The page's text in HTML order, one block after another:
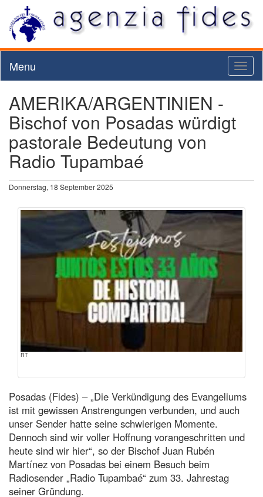
Menu
AMERIKA/ARGENTINIEN -
Bischof von Posadas würdigt
pastorale Bedeutung von
Radio Tupambaé
Donnerstag, 18 September 2025
RT
Posadas (Fides) – „Die Verkündigung des Evangeliums
ist mit gewissen Anstrengungen verbunden, und auch
unser Sender hatte seine schwierigen Momente.
Dennoch sind wir voller Hoffnung vorangeschritten und
heute sind wir hier“, so der Bischof Juan Rubén
Martínez von Posadas bei einem Besuch beim
Radiosender „Radio Tupambaé“ zum 33. Jahrestag
seiner Gründung.